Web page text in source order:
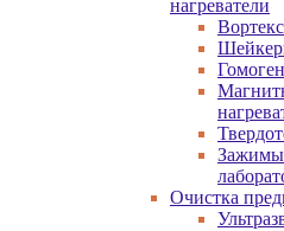
нагреватели
Зажимы
Очистка